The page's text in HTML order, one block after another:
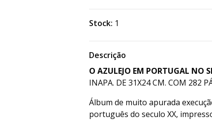
Stock: 1
Descrição
O AZULEJO EM PORTUGAL NO
INAPA. DE 31X24 CM. COM 282
Álbum de muito apurada
português do seculo XX,